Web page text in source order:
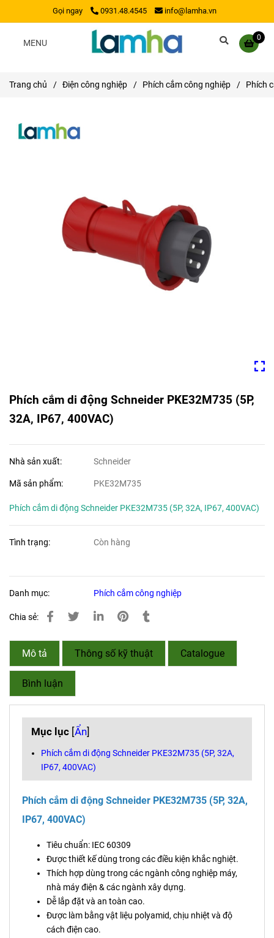
Gọi ngay 0931.48.4545 info@lamha.vn
0
MENU
Trang chủ / Điện công nghiệp / Phích cắm công nghiệp / Phích
Phích cắm di động Schneider PKE32M735 (5P,
32A, IP67, 400VAC)
Nhà sản xuất: Schneider
Mã sản phẩm: PKE32M735
Phích cắm di động Schneider PKE32M735 (5P, 32A, IP67, 400VAC)
Tình trạng: Còn hàng
Danh mục: Phích cắm công nghiệp
Chia sẻ:
Mô tả Thông số kỹ thuật Catalogue
Bình luận
Mục lục [Ẩn]
Phích cắm di động Schneider PKE32M735 (5P, 32A,
IP67, 400VAC)
Phích cắm di động Schneider PKE32M735 (5P, 32A,
IP67, 400VAC)
Tiêu chuẩn: IEC 60309
Được thiết kế dùng trong các điều kiện khắc nghiệt.
Thích hợp dùng trong các ngành công nghiệp máy,
nhà máy điện & các ngành xây dựng.
Dễ lắp đặt và an toàn cao.
Được làm bằng vật liệu polyamid, chịu nhiệt và độ
cách điện cao.